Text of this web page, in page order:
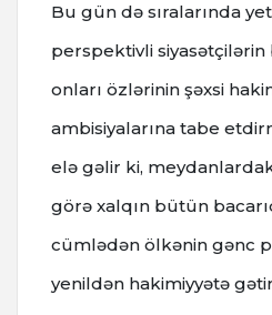
Bu gün də sıralarında
perspektivli siyasətçilərin
onları özlərinin şəxsi
ambisiyalarına tabe
elə gəlir ki,
görə xalqın bütün
cümlədən ölkənin gənc
yenildən hakimiyyətə